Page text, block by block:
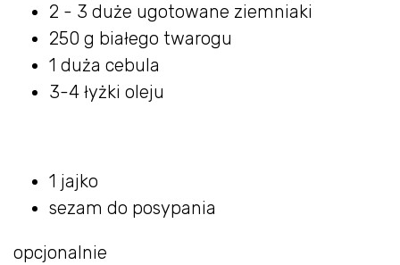
2 - 3 duże ugotowane ziemniaki
250 g białego twarogu
1 duża cebula
3-4 łyżki oleju
1 jajko
sezam do posypania
opcjonalnie